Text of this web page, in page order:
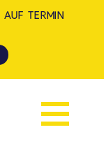
Navigation
AUF TERMIN